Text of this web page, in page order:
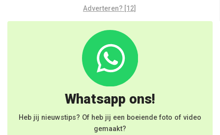
Adverteren? [12]
Whatsapp ons!
Heb jij nieuwstips? Of heb jij een boeiende foto of video
gemaakt?